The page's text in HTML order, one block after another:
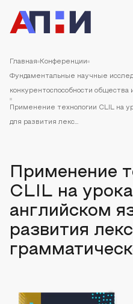
Главная Конференции
Фундаментальные научные
конкурентоспособности общества
Применение технологии CLIL на
для развития лекс...
Применение
CLIL на
английском
развития